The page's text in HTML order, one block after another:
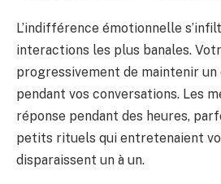
L’indifférence émotionnelle
interactions les plus banales.
progressivement de maintenir
pendant vos conversations. Les
réponse pendant des heures,
petits rituels qui entretenaient
disparaissent un à un.